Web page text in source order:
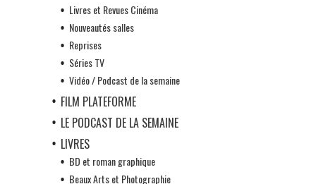
Livres et Revues Cinéma
Nouveautés salles
Reprises
Séries TV
Vidéo / Podcast de la semaine
FILM PLATEFORME
LE PODCAST DE LA SEMAINE
LIVRES
BD et roman graphique
Beaux Arts et Photographie